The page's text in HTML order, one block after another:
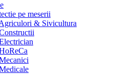
pe meserii
& Sivicultura